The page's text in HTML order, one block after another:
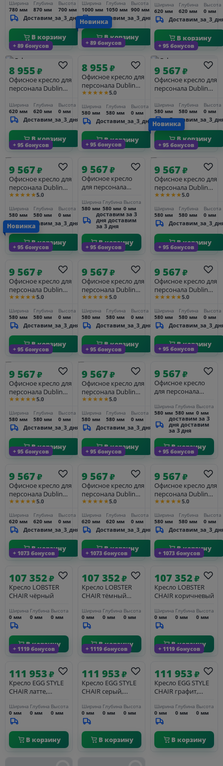
Ширина
780 мм
Глубина
870 мм
Высота
700 мм
Доставим_за_3_дня
В корзину
105*100*90см
Ширина
1000 мм
Глубина
1050 мм
Высота
900 мм
Доставим_за_3_дня
В корзину
Ширина
620 мм
Глубина
620 мм
Высота
0 мм
В корзину
+ 89 бонусов
8 955₽
Офисное кресло для
персонала Dublin
Ширина
620 мм
Глубина
620 мм
Высота
0 мм
Доставим_за_3_дня
В корзину
+ 89 бонусов
Новинка
8 955₽
Офисное кресло для
персонала Dublin
25DNTERRY BLACK,
★★★★★5.0
Ширина
580 мм
Глубина
580 мм
Высота
0 мм
Доставим_за_3_дня
В корзину
+ 95 бонусов
9 567₽
Офисное кресло для
персонала Dublin
велюр (MJ9-117)
Ширина
580 мм
Глубина
580 мм
Высота
0 мм
В корзину
+ 95 бонусов
9 567₽
Офисное кресло для
персонала Dublin
25DNTERRY, белый
★★★★★5.0
Ширина
580 мм
Глубина
580 мм
Высота
0 мм
Доставим_за_3_дня
В корзину
+ 95 бонусов
9 567₽
Офисное кресло
для персонала
чёрный
Ширина
580 мм
Глубина
580 мм
Высота
0 мм
доставим за 3
дня доставим
за 3 дня
В корзину
+ 95 бонусов
Новинка
9 567₽
Офисное кресло для
персонала Dublin
25DNTERRY BLACK,
101)
★★★★★5.0
Ширина
580 мм
Глубина
580 мм
Высота
0 мм
В корзину
+ 95 бонусов
Новинка
9 567₽
Офисное кресло для
персонала Dublin
25DNTERRY BLACK,
★★★★★5.0
Ширина
580 мм
Глубина
580 мм
Высота
0 мм
Доставим_за_3_дня
В корзину
+ 95 бонусов
9 567₽
Офисное кресло для
персонала Dublin
25DNTERRY, кремовый
★★★★★5.0
Ширина
580 мм
Глубина
580 мм
Высота
0 мм
Доставим_за_3_дня
В корзину
+ 95 бонусов
9 567₽
Офисное кресло для
персонала Dublin
25DNTERRY, серый
★★★★★5.0
Ширина
580 мм
Глубина
580 мм
Высота
0 мм
В корзину
+ 95 бонусов
9 567₽
Офисное кресло для
персонала Dublin
25DNTERRY, черный
★★★★★5.0
Ширина
580 мм
Глубина
580 мм
Высота
0 мм
Доставим_за_3_дня
В корзину
+ 95 бонусов
9 567₽
Офисное кресло для
персонала Dublin
25DNTERRY, пудрово-
32)
★★★★★5.0
Ширина
580 мм
Глубина
580 мм
Высота
0 мм
Доставим_за_3_дня
В корзину
+ 95 бонусов
9 567₽
Офисное кресло
для персонала
коричневый
Ширина
580 мм
Глубина
580 мм
Высота
0 мм
доставим за 3
дня доставим
за 3 дня
В корзину
+ 95 бонусов
9 567₽
Офисное кресло для
персонала Dublin
25DNMONTY, белый
★★★★★5.0
Ширина
620 мм
Глубина
620 мм
Высота
0 мм
Доставим_за_3_дня
В корзину
+ 95 бонусов
9 567₽
Офисное кресло для
персонала Dublin
25DNMONTY,
★★★★★5.0
Ширина
620 мм
Глубина
620 мм
Высота
0 мм
Доставим_за_3_дня
В корзину
+ 95 бонусов
9 567₽
Офисное кресло для
персонала Dublin
25DNTERRY, серый
★★★★★5.0
Ширина
580 мм
Глубина
580 мм
Высота
0 мм
В корзину
+ 1073 бонусов
107 352₽
Кресло LOBSTER
CHAIR чёрный
Ширина
0 мм
Глубина
0 мм
Высота
0 мм
В корзину
+ 1073 бонусов
107 352₽
Кресло LOBSTER
CHAIR тёмный
Ширина
0 мм
Глубина
0 мм
Высота
0 мм
В корзину
+ 1073 бонусов
107 352₽
Кресло LOBSTER
CHAIR коричневый
Ширина
0 мм
Глубина
0 мм
Высота
0 мм
В корзину
+ 1119 бонусов
111 953₽
Кресло EGG STYLE
CHAIR латте,
замша FR 0647
Ширина
0 мм
Глубина
0 мм
Высота
0 мм
В корзину
+ 1119 бонусов
111 953₽
Кресло EGG STYLE
CHAIR серый,
замша
Ширина
0 мм
Глубина
0 мм
Высота
0 мм
В корзину
+ 1119 бонусов
111 953₽
Кресло EGG STYLE
CHAIR графит,
замша
Ширина
0 мм
Глубина
0 мм
Высота
0 мм
В корзину